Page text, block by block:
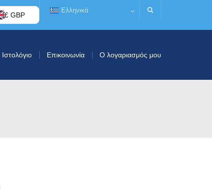
£ GBP
Ελληνικά
Ιστολόγιο Επικοινωνία Ο λογαριασμός μου